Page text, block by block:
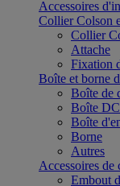
Accessoires
Collier Colson
Collier
Attache
Fixation
Boîte et borne
Boîte de
Boîte
Boîte
Borne
Autres
Accessoires de
Embout